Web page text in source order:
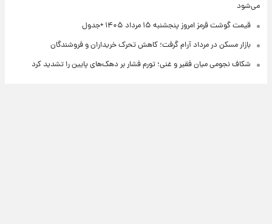
می‌شود
قیمت گوشت قرمز امروز پنجشنبه ۱۵ مرداد ۱۴۰۵ +جدول
بازار مسکن در مرداد آرام گرفت؛ کاهش تحرک خریداران و فروشندگان
شکاف نجومی میان فقیر و غنی؛ تورم فشار بر دهک‌های پایین را تشدید کرد